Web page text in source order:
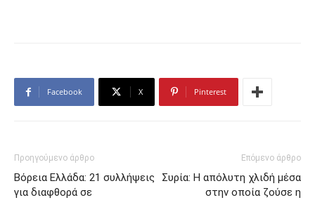
Facebook X Pinterest
Προηγούμενο άρθρο
Βόρεια Ελλάδα: 21 συλλήψεις
για διαφθορά σε
Επόμενο άρθρο
Συρία: Η απόλυτη χλιδή μέσα
στην οποία ζούσε η